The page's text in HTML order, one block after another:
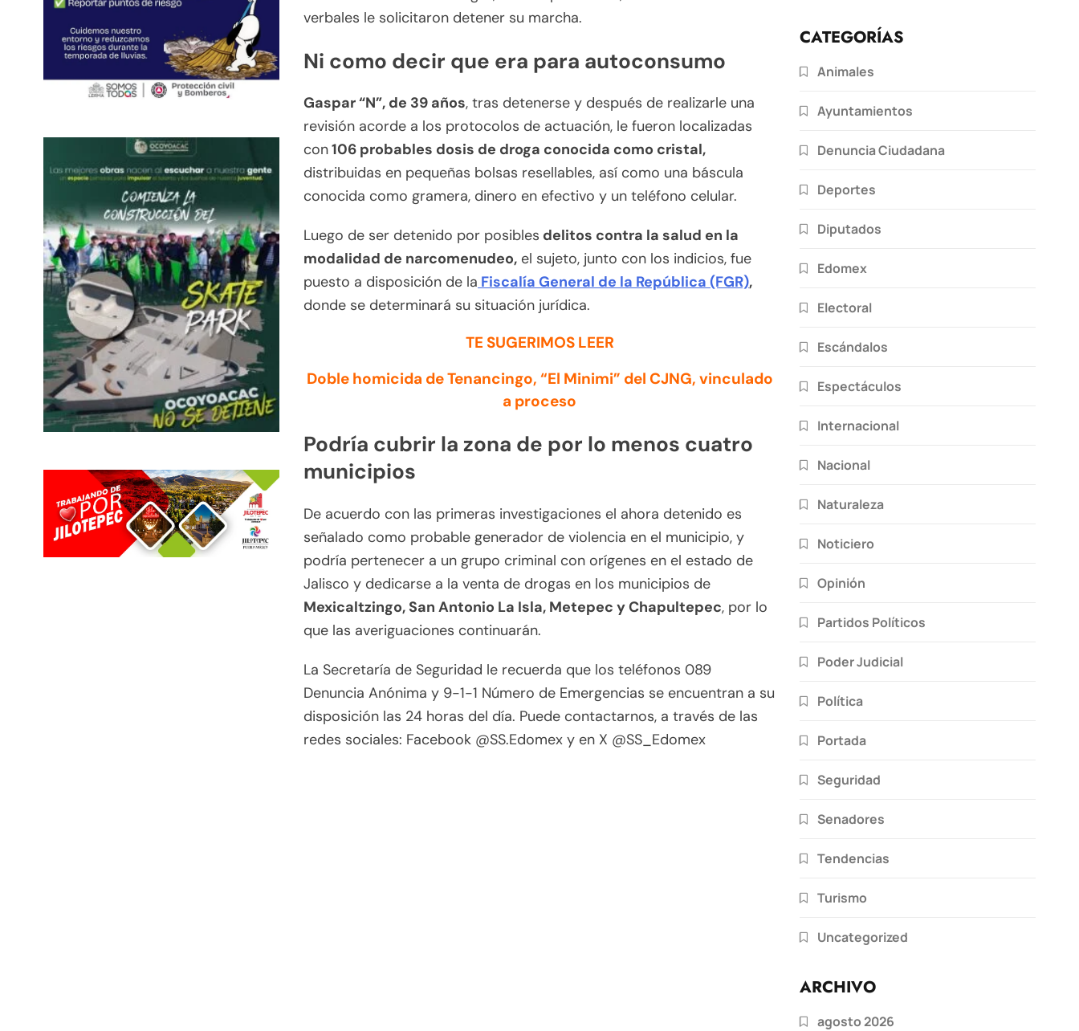
verbales le solicitaron detener su marcha.
Ni como decir que era para autoconsumo
Gaspar “N”, de 39 años, tras detenerse y después de realizarle una
revisión acorde a los protocolos de actuación, le fueron localizadas
con106 probables dosis de droga conocida como cristal,
distribuidas en pequeñas bolsas resellables, así como una báscula
conocida como gramera, dinero en efectivo y un teléfono celular.
Luego de ser detenido por posibles delitos contra la salud en la
modalidad de narcomenudeo, el sujeto, junto con los indicios, fue
puesto a disposición de la Fiscalía General de la República (FGR),
donde se determinará su situación jurídica.
TE SUGERIMOS LEER
Doble homicida de Tenancingo, “El Minimi” del CJNG, vinculado
a proceso
Podría cubrir la zona de por lo menos cuatro
municipios
De acuerdo con las primeras investigaciones el ahora detenido es
señalado como probable generador de violencia en el municipio, y
podría pertenecer a un grupo criminal con orígenes en el estado de
Jalisco y dedicarse a la venta de drogas en los municipios de
Mexicaltzingo, San Antonio La Isla, Metepec y Chapultepec, por lo
que las averiguaciones continuarán.
La Secretaría de Seguridad le recuerda que los teléfonos 089
Denuncia Anónima y 9-1-1 Número de Emergencias se encuentran a su
disposición las 24 horas del día. Puede contactarnos, a través de las
redes sociales: Facebook @SS.Edomex y en X @SS_Edomex
CATEGORÍAS
Animales
Ayuntamientos
Denuncia Ciudadana
Deportes
Diputados
Edomex
Electoral
Escándalos
Espectáculos
Internacional
Nacional
Naturaleza
Noticiero
Opinión
Partidos Políticos
Poder Judicial
Política
Portada
Seguridad
Senadores
Tendencias
Turismo
Uncategorized
ARCHIVO
agosto 2026